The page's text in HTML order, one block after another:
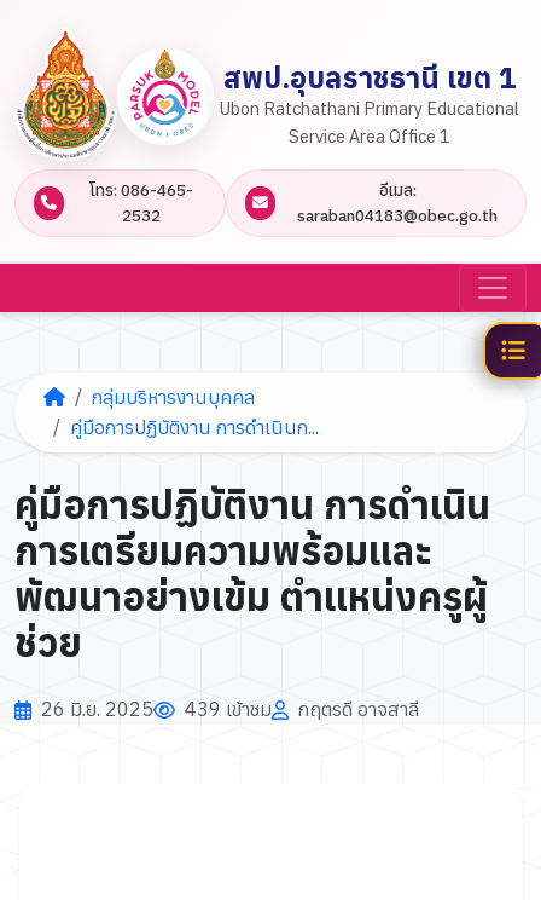
สพป.อุบลราชธานี เขต 1
Ubon Ratchathani Primary Educational
Service Area Office 1
โทร: 086-465-
2532
อีเมล:
saraban04183@obec.go.th
กลุ่มบริหารงานบุคคล
คู่มือการปฏิบัติงาน การดำเนินก...
คู่มือการปฏิบัติงาน การดำเนิน
การเตรียมความพร้อมและ
พัฒนาอย่างเข้ม ตำแหน่งครูผู้
ช่วย
26 มิ.ย. 2025 439 เข้าชม กฤตรดี อาจสาลี